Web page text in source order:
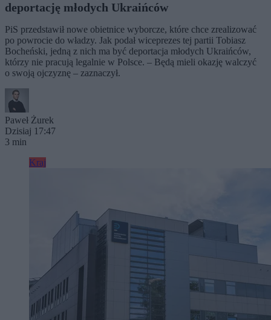
deportację młodych Ukraińców
PiS przedstawił nowe obietnice wyborcze, które chce zrealizować
po powrocie do władzy. Jak podał wiceprezes tej partii Tobiasz
Bocheński, jedną z nich ma być deportacja młodych Ukraińców,
którzy nie pracują legalnie w Polsce. – Będą mieli okazję walczyć
o swoją ojczyznę – zaznaczył.
Paweł Żurek
Dzisiaj 17:47
3 min
Kraj